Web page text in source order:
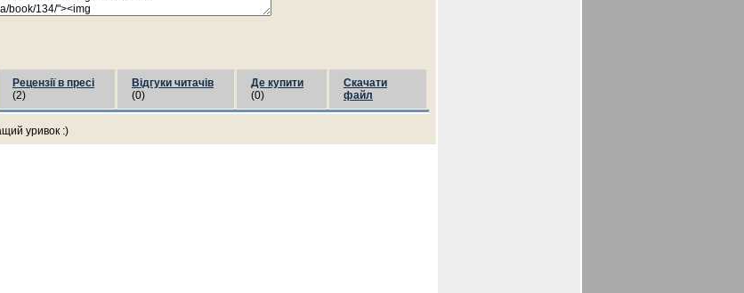
Рецензії в пресі
(2)
Відгуки читачів
(0)
Де купити
(0)
Скачати
файл
уривок :)